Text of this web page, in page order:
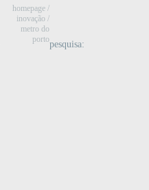
pesquisa:
homepage /
inovação /
metro do
porto